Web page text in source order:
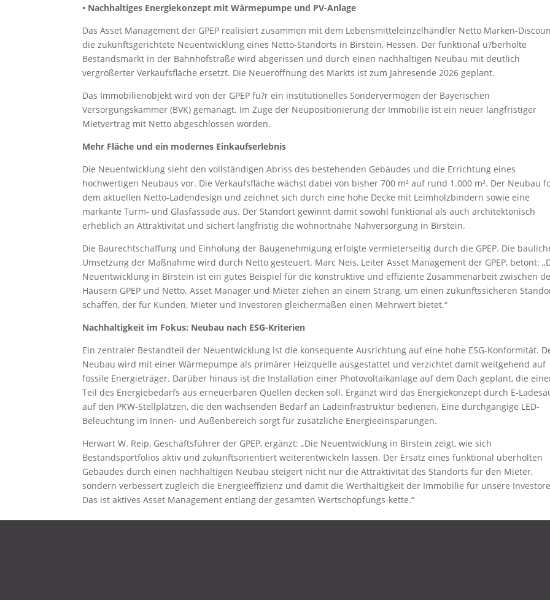
• Nachhaltiges Energiekonzept mit Wärmepumpe und PV-Anlage
Das Asset Management der GPEP realisiert zusammen mit dem Lebensmitteleinzelhändler Netto Marken-
die zukunftsgerichtete Neuentwicklung eines Netto-Standorts in Birstein, Hessen. Der funktional u?berholte
Bestandsmarkt in der Bahnhofstraße wird abgerissen und durch einen nachhaltigen Neubau mit deutlich
vergrößerter Verkaufsfläche ersetzt. Die Neueröffnung des Markts ist zum Jahresende 2026 geplant.
Das Immobilienobjekt wird von der GPEP fu?r ein institutionelles Sondervermögen der Bayerischen
Versorgungskammer (BVK) gemanagt. Im Zuge der Neupositionierung der Immobilie ist ein neuer langfristiger
Mietvertrag mit Netto abgeschlossen worden.
Mehr Fläche und ein modernes Einkaufserlebnis
Die Neuentwicklung sieht den vollständigen Abriss des bestehenden Gebäudes und die Errichtung eines
hochwertigen Neubaus vor. Die Verkaufsfläche wächst dabei von bisher 700 m² auf rund 1.000 m². Der Neubau
dem aktuellen Netto-Ladendesign und zeichnet sich durch eine hohe Decke mit Leimholzbindern sowie eine
markante Turm- und Glasfassade aus. Der Standort gewinnt damit sowohl funktional als auch architektonisch
erheblich an Attraktivität und sichert langfristig die wohnortnahe Nahversorgung in Birstein.
Die Baurechtschaffung und Einholung der Baugenehmigung erfolgte vermieterseitig durch die GPEP. Die
Umsetzung der Maßnahme wird durch Netto gesteuert. Marc Neis, Leiter Asset Management der GPEP, betont:
Neuentwicklung in Birstein ist ein gutes Beispiel für die konstruktive und effiziente Zusammenarbeit zwischen
Häusern GPEP und Netto. Asset Manager und Mieter ziehen an einem Strang, um einen zukunftssicheren
schaffen, der für Kunden, Mieter und Investoren gleichermaßen einen Mehrwert bietet.“
Nachhaltigkeit im Fokus: Neubau nach ESG-Kriterien
Ein zentraler Bestandteil der Neuentwicklung ist die konsequente Ausrichtung auf eine hohe ESG-Konformität.
Neubau wird mit einer Wärmepumpe als primärer Heizquelle ausgestattet und verzichtet damit weitgehend auf
fossile Energieträger. Darüber hinaus ist die Installation einer Photovoltaikanlage auf dem Dach geplant, die
Teil des Energiebedarfs aus erneuerbaren Quellen decken soll. Ergänzt wird das Energiekonzept durch E-
auf den PKW-Stellplätzen, die den wachsenden Bedarf an Ladeinfrastruktur bedienen. Eine durchgängige LED-
Beleuchtung im Innen- und Außenbereich sorgt für zusätzliche Energieeinsparungen.
Herwart W. Reip, Geschäftsführer der GPEP, ergänzt: „Die Neuentwicklung in Birstein zeigt, wie sich
Bestandsportfolios aktiv und zukunftsorientiert weiterentwickeln lassen. Der Ersatz eines funktional überholten
Gebäudes durch einen nachhaltigen Neubau steigert nicht nur die Attraktivität des Standorts für den Mieter,
sondern verbessert zugleich die Energieeffizienz und damit die Werthaltigkeit der Immobilie für unsere
Das ist aktives Asset Management entlang der gesamten Wertschöpfungs-kette.“